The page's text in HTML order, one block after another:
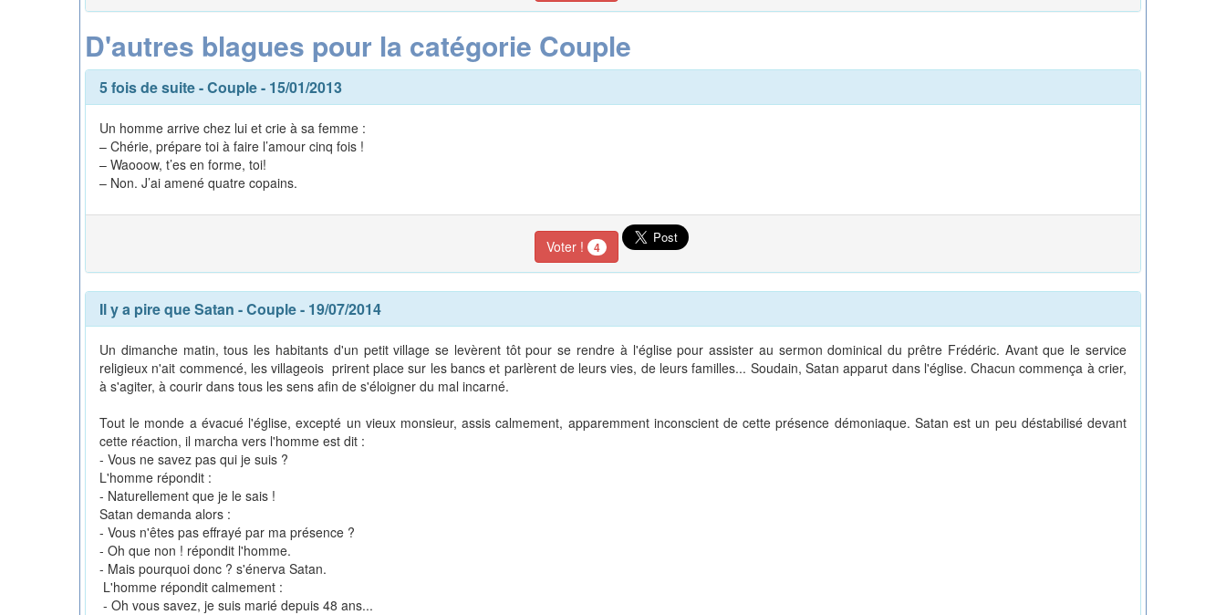
D'autres blagues pour la catégorie Couple
5 fois de suite-Couple- 15/01/2013
Un homme arrive chez lui et crie à sa femme :
– Chérie, prépare toi à faire l’amour cinq fois !
– Waooow, t’es en forme, toi!
– Non. J’ai amené quatre copains.
Voter ! 4
Il y a pire que Satan -Couple- 19/07/2014
Un dimanche matin, tous les habitants d'un petit village se levèrent tôt pour se rendre à l'église pour assister au sermon dominical du prêtre Frédéric. Avant que le service
religieux n'ait commencé, les villageois prirent place sur les bancs et parlèrent de leurs vies, de leurs familles... Soudain, Satan apparut dans l'église. Chacun commença à crier,
à s'agiter, à courir dans tous les sens afin de s'éloigner du mal incarné.
Tout le monde a évacué l'église, excepté un vieux monsieur, assis calmement, apparemment inconscient de cette présence démoniaque. Satan est un peu déstabilisé devant
cette réaction, il marcha vers l'homme est dit :
- Vous ne savez pas qui je suis ?
L'homme répondit :
- Naturellement que je le sais !
Satan demanda alors :
- Vous n'êtes pas effrayé par ma présence ?
- Oh que non ! répondit l'homme.
- Mais pourquoi donc ? s'énerva Satan.
L'homme répondit calmement :
- Oh vous savez, je suis marié depuis 48 ans...